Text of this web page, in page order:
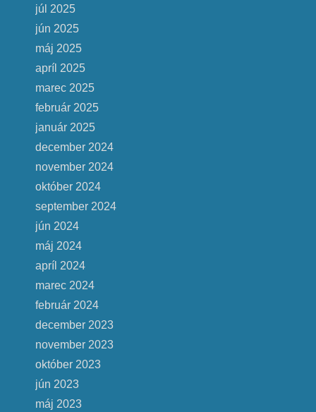
júl 2025
jún 2025
máj 2025
apríl 2025
marec 2025
február 2025
január 2025
december 2024
november 2024
október 2024
september 2024
jún 2024
máj 2024
apríl 2024
marec 2024
február 2024
december 2023
november 2023
október 2023
jún 2023
máj 2023